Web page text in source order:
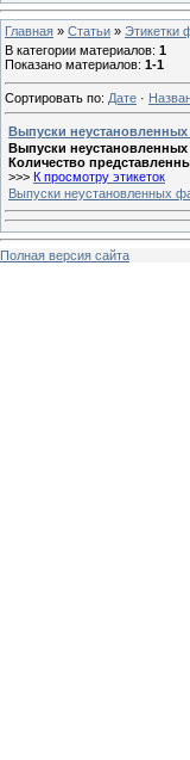
Главная » Статьи » Этикетки
В категории материалов: 1
Показано материалов: 1-1
Сортировать по: Дате ·
Выпуски неустановленных
Выпуски неустановленных
Количество
>>> К просмотру этикеток
Выпуски неустановленных
Полная версия сайта